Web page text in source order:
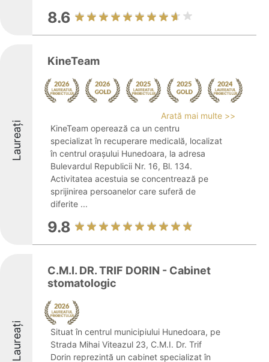
8.6
Laureați
KineTeam
Arată mai multe >>
KineTeam operează ca un centru
specializat în recuperare medicală, localizat
în centrul orașului Hunedoara, la adresa
Bulevardul Republicii Nr. 16, Bl. 134.
Activitatea acestuia se concentrează pe
sprijinirea persoanelor care suferă de
diferite ...
9.8
Laureați
C.M.I. DR. TRIF DORIN - Cabinet
stomatologic
Situat în centrul municipiului Hunedoara, pe
Strada Mihai Viteazul 23, C.M.I. Dr. Trif
Dorin reprezintă un cabinet specializat în